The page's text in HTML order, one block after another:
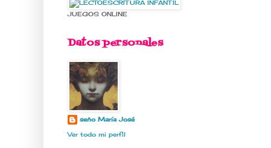
JUEGOS ONLINE
Datos personales
seño María José
Ver todo mi perfil